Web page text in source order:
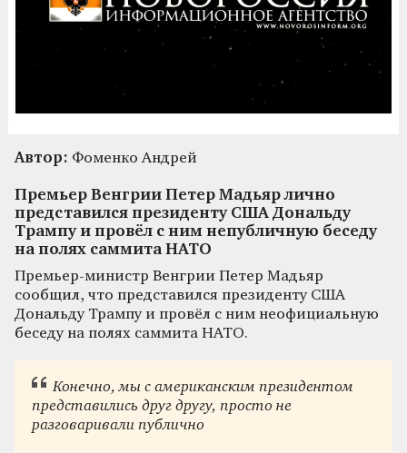
Автор: Фоменко Андрей
Премьер Венгрии Петер Мадьяр лично
представился президенту США Дональду
Трампу и провёл с ним непубличную беседу
на полях саммита НАТО
Премьер-министр Венгрии Петер Мадьяр
сообщил, что представился президенту США
Дональду Трампу и провёл с ним неофициальную
беседу на полях саммита НАТО.
Конечно, мы с американским президентом
представились друг другу, просто не
разговаривали публично